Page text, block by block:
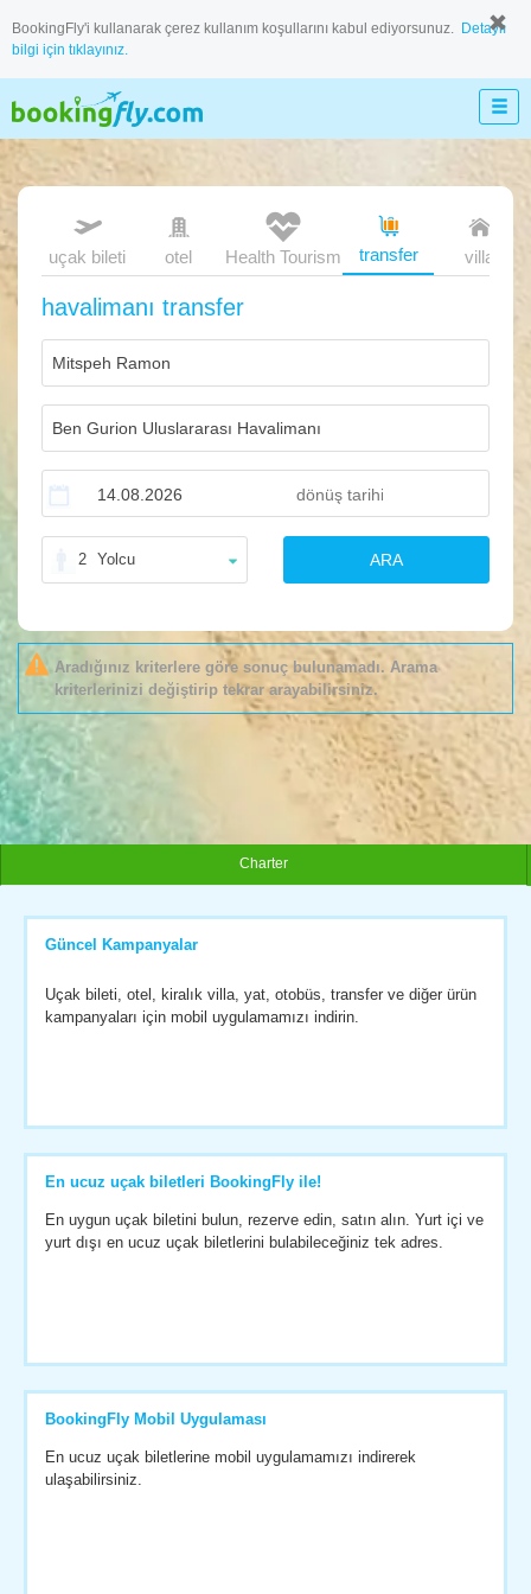
BookingFly'i kullanarak çerez kullanım koşullarını kabul ediyorsunuz. Detaylı
bilgi için tıklayınız.
uçak bileti otel transfer villa
Health Tourism
havalimanı transfer
2 Yolcu ARA
Aradığınız kriterlere göre sonuç bulunamadı. Arama
kriterlerinizi değiştirip tekrar arayabilirsiniz.
Charter
Güncel Kampanyalar
Uçak bileti, otel, kiralık villa, yat, otobüs, transfer ve diğer ürün
kampanyaları için mobil uygulamamızı indirin.
En ucuz uçak biletleri BookingFly ile!
En uygun uçak biletini bulun, rezerve edin, satın alın. Yurt içi ve
yurt dışı en ucuz uçak biletlerini bulabileceğiniz tek adres.
BookingFly Mobil Uygulaması
En ucuz uçak biletlerine mobil uygulamamızı indirerek
ulaşabilirsiniz.